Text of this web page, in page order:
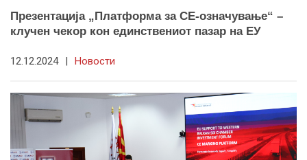
Презентација „Платформа за СЕ-означување“ –
клучен чекор кон единствениот пазар на ЕУ
12.12.2024 | Новости